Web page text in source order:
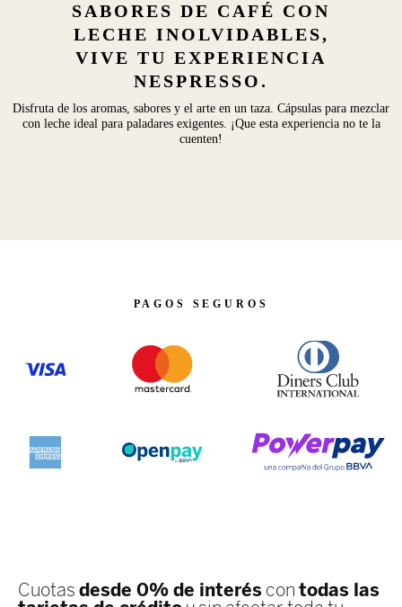
SABORES DE CAFÉ CON
LECHE INOLVIDABLES,
VIVE TU EXPERIENCIA
NESPRESSO.
Disfruta de los aromas, sabores y el arte en un taza. Cápsulas para mezclar
con leche ideal para paladares exigentes. ¡Que esta experiencia no te la
cuenten!
PAGOS SEGUROS